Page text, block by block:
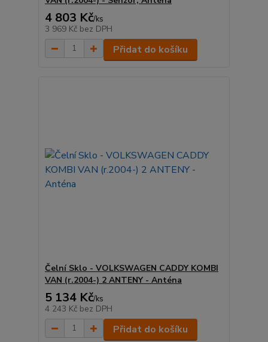
4 803 Kč/ks
3 969 Kč bez DPH
Přidat do košíku
Čelní Sklo - VOLKSWAGEN CADDY KOMBI
VAN (r.2004-) 2 ANTENY - Anténa
5 134 Kč/ks
4 243 Kč bez DPH
Přidat do košíku